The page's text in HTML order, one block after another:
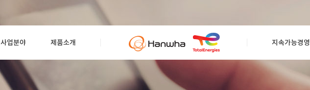
사업분야 제품소개 지속가능경영